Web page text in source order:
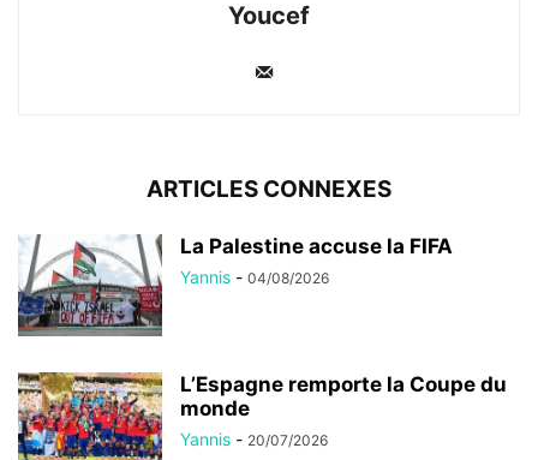
Youcef
ARTICLES CONNEXES
La Palestine accuse la FIFA
Yannis - 04/08/2026
L’Espagne remporte la Coupe du
monde
Yannis - 20/07/2026